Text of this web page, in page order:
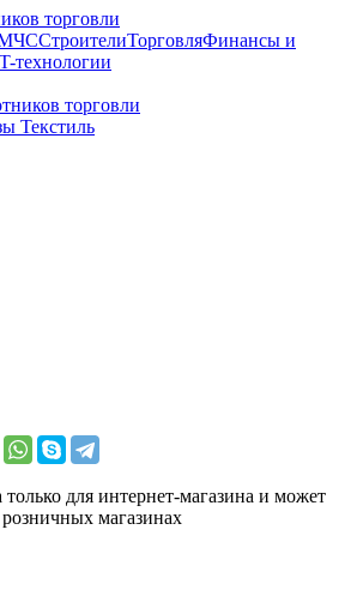
торговли
СтроителиТорговляФинансы и
технологии
торговли
Текстиль
для интернет-магазина и может
магазинах